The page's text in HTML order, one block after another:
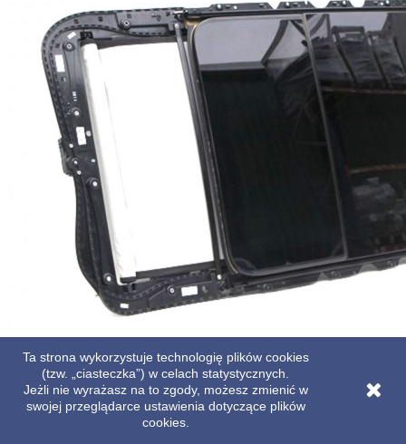
AUDI A4 ALLROAD KOMBI DACH SZKLANY 8W szyberdach AVANT
solardach solar 8W9877307 8W9877041 8W9877049 3G5877795 b9
panorama
Ta strona wykorzystuje technologię plików cookies
(tzw. „ciasteczka”) w celach statystycznych.
Jeżli nie wyrażasz na to zgody, możesz zmienić w
swojej przeglądarce ustawienia dotyczące plików
cookies.